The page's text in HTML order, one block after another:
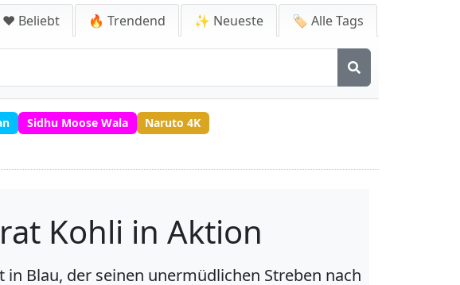
❤️ Beliebt 🔥 Trendend ✨ Neueste 🏷️ Alle Tags
Sidhu Moose Wala Naruto 4K
Kohli in Aktion
Blau, der seinen unermüdlichen Streben nach